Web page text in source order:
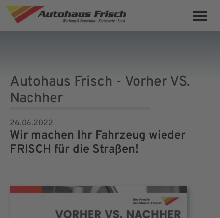
Autohaus Frisch - Vorher VS.
Nachher
26.06.2022
Wir machen Ihr Fahrzeug wieder
FRISCH für die Straßen!